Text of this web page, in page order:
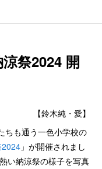
祭2024 開
【鈴木純・愛】
ちも通う一色小学校の
」が開催されまし
い納涼祭の様子を写真